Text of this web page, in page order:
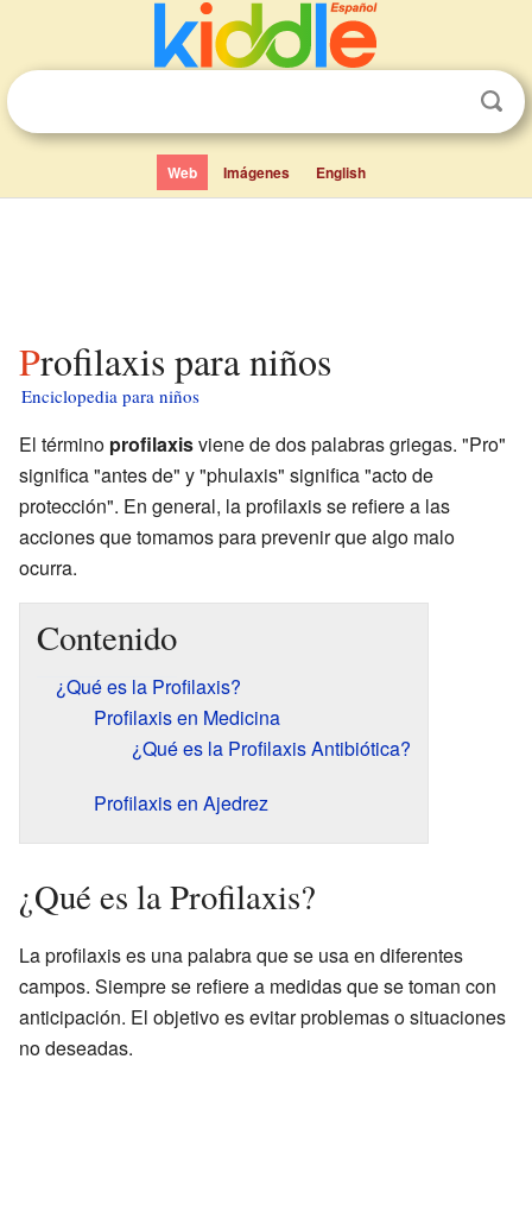
Web Imágenes English
Profilaxis para niños
Enciclopedia para niños
El término profilaxisviene de dos palabras griegas. "Pro"
significa "antes de" y "phulaxis" significa "acto de
protección". En general, la profilaxis se refiere a las
acciones que tomamos para prevenir que algo malo
ocurra.
Contenido
¿Qué es la Profilaxis?
Profilaxis en Medicina
¿Qué es la Profilaxis Antibiótica?
Profilaxis en Ajedrez
¿Qué es la Profilaxis?
La profilaxis es una palabra que se usa en diferentes
campos. Siempre se refiere a medidas que se toman con
anticipación. El objetivo es evitar problemas o situaciones
no deseadas.